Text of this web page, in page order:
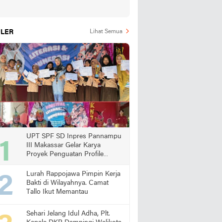
Lihat Semua
UPT SPF SD Inpres Pannampu
III Makassar Gelar Karya
Proyek Penguatan Profile
Lurah Rappojawa Pimpin Kerja
Bakti di Wilayahnya. Camat
Tallo Ikut Memantau
Sehari Jelang Idul Adha, Plt.